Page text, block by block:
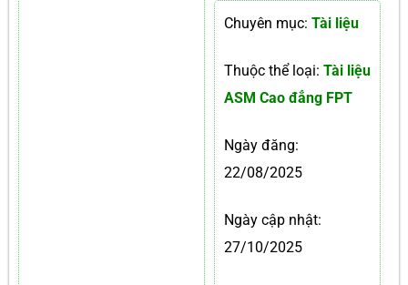
Chuyên mục: Tài liệu
Thuộc thể loại: Tài liệu
ASM Cao đẳng FPT
Ngày đăng:
22/08/2025
Ngày cập nhật:
27/10/2025